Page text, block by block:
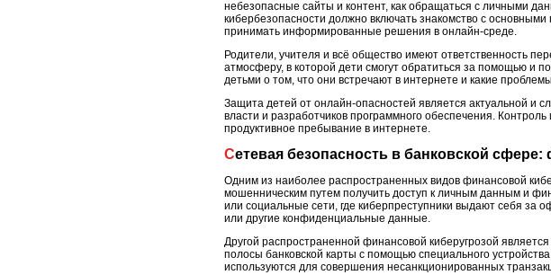
небезопасные сайты и контент, как обращаться с личными
кибербезопасности должно включать знакомство с
принимать информированные решения в онлайн-среде.
Родители, учителя и всё общество имеют ответственность
атмосферу, в которой дети смогут обратиться за помощью и
детьми о том, что они встречают в интернете и какие
Защита детей от онлайн-опасностей является актуальной и
власти и разработчиков программного обеспечения.
продуктивное пребывание в интернете.
Сетевая безопасность в банковской
Одним из наиболее распространенных видов финансовой
мошенническим путем получить доступ к личным данным и
или социальные сети, где киберпреступники выдают себя за
или другие конфиденциальные данные.
Другой распространенной финансовой киберугрозой
полосы банковской карты с помощью специального
используются для совершения несанкционированных